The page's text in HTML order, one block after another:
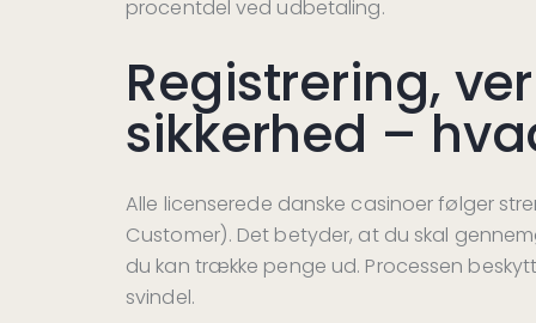
procentdel ved udbetaling.
Registrering,
sikkerhed –
Alle licenserede danske casinoer følger
Customer). Det betyder, at du skal
du kan trække penge ud. Processen
svindel.